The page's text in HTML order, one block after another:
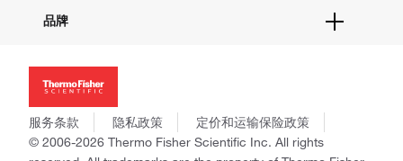
社交媒体
招聘
新闻
社会责任
商标
政策和通知
品牌
Applied Biosystems
Invitrogen
Gibco
Ion Torrent
服务条款 隐私政策
定价和运输保险政策
© 2006-2026 Thermo Fisher Scientific Inc. All rights